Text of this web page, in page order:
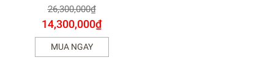
26,300,000₫
14,300,000₫
MUA NGAY